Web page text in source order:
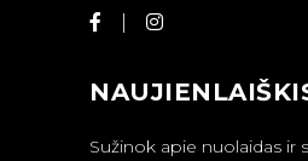
Sužinok apie nuolaidas ir